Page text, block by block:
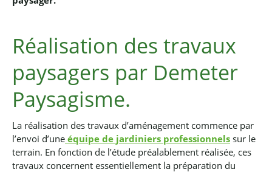
Réalisation des travaux
paysagers par Demeter
Paysagisme.
La réalisation des travaux d’aménagement commence par
l’envoi d’une équipe de jardiniers professionnels sur le
terrain. En fonction de l’étude préalablement réalisée, ces
travaux concernent essentiellement la préparation du